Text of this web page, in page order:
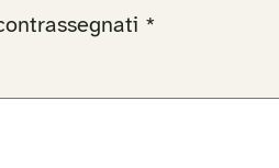
*